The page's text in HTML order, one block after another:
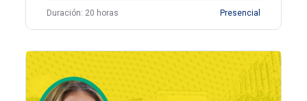
Duración: 20 horas Presencial